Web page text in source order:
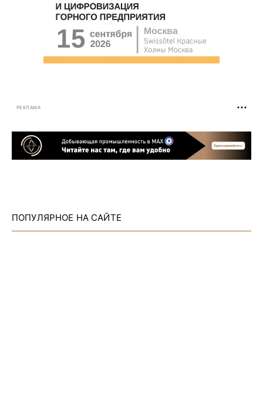
РЕКЛАМА
ПОПУЛЯРНОЕ НА САЙТЕ